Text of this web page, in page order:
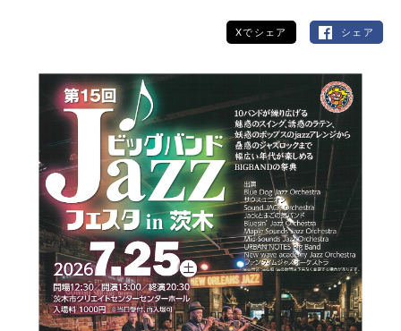
Xでシェア シェア